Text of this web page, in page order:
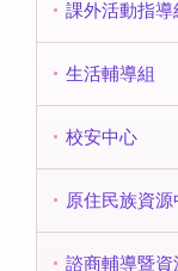
課外活動指導
生活輔導組
校安中心
原住民族資源
諮商輔導暨資